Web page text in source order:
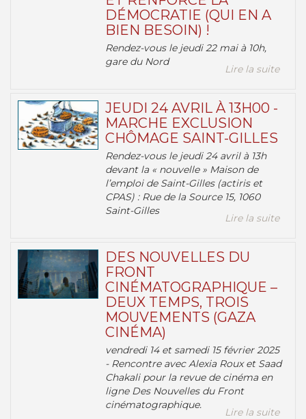
DÉMOCRATIE (QUI EN A
BIEN BESOIN) !
Rendez-vous le jeudi 22 mai à 10h,
gare du Nord
Lire la suite
JEUDI 24 AVRIL À 13H00 -
MARCHE EXCLUSION
CHÔMAGE SAINT-GILLES
Rendez-vous le jeudi 24 avril à 13h
devant la « nouvelle » Maison de
l’emploi de Saint-Gilles (actiris et
CPAS) : Rue de la Source 15, 1060
Saint-Gilles
Lire la suite
DES NOUVELLES DU
FRONT
CINÉMATOGRAPHIQUE –
DEUX TEMPS, TROIS
MOUVEMENTS (GAZA
CINÉMA)
vendredi 14 et samedi 15 février 2025
- Rencontre avec Alexia Roux et Saad
Chakali pour la revue de cinéma en
ligne Des Nouvelles du Front
cinématographique.
Lire la suite